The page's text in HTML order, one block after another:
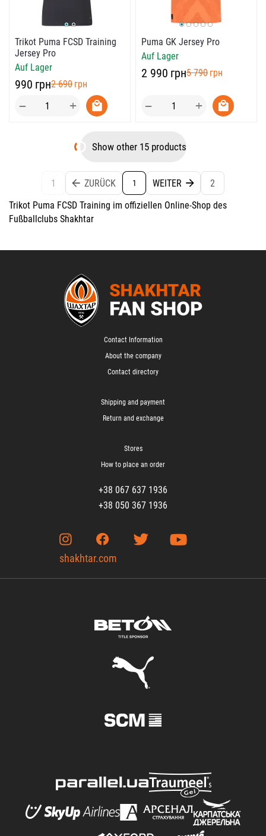
Trikot Puma FCSD Training
Jersey Pro
Auf Lager
‍990‍ грн‍2 690‍ грн
+
−
Puma GK Jersey Pro
Auf Lager
‍2 990‍ грн‍5 790‍ грн
+
−
Show other 15 products
1 ZURÜCK 1 WEITER
2
Trikot Puma FCSD Training im offiziellen Online-Shop des
Fußballclubs Shakhtar
Contact Information
About the company
Contact directory
Shipping and payment
Return and exchange
Stores
How to place an order
+38 067 637 1936
+38 050 367 1936
shakhtar.com